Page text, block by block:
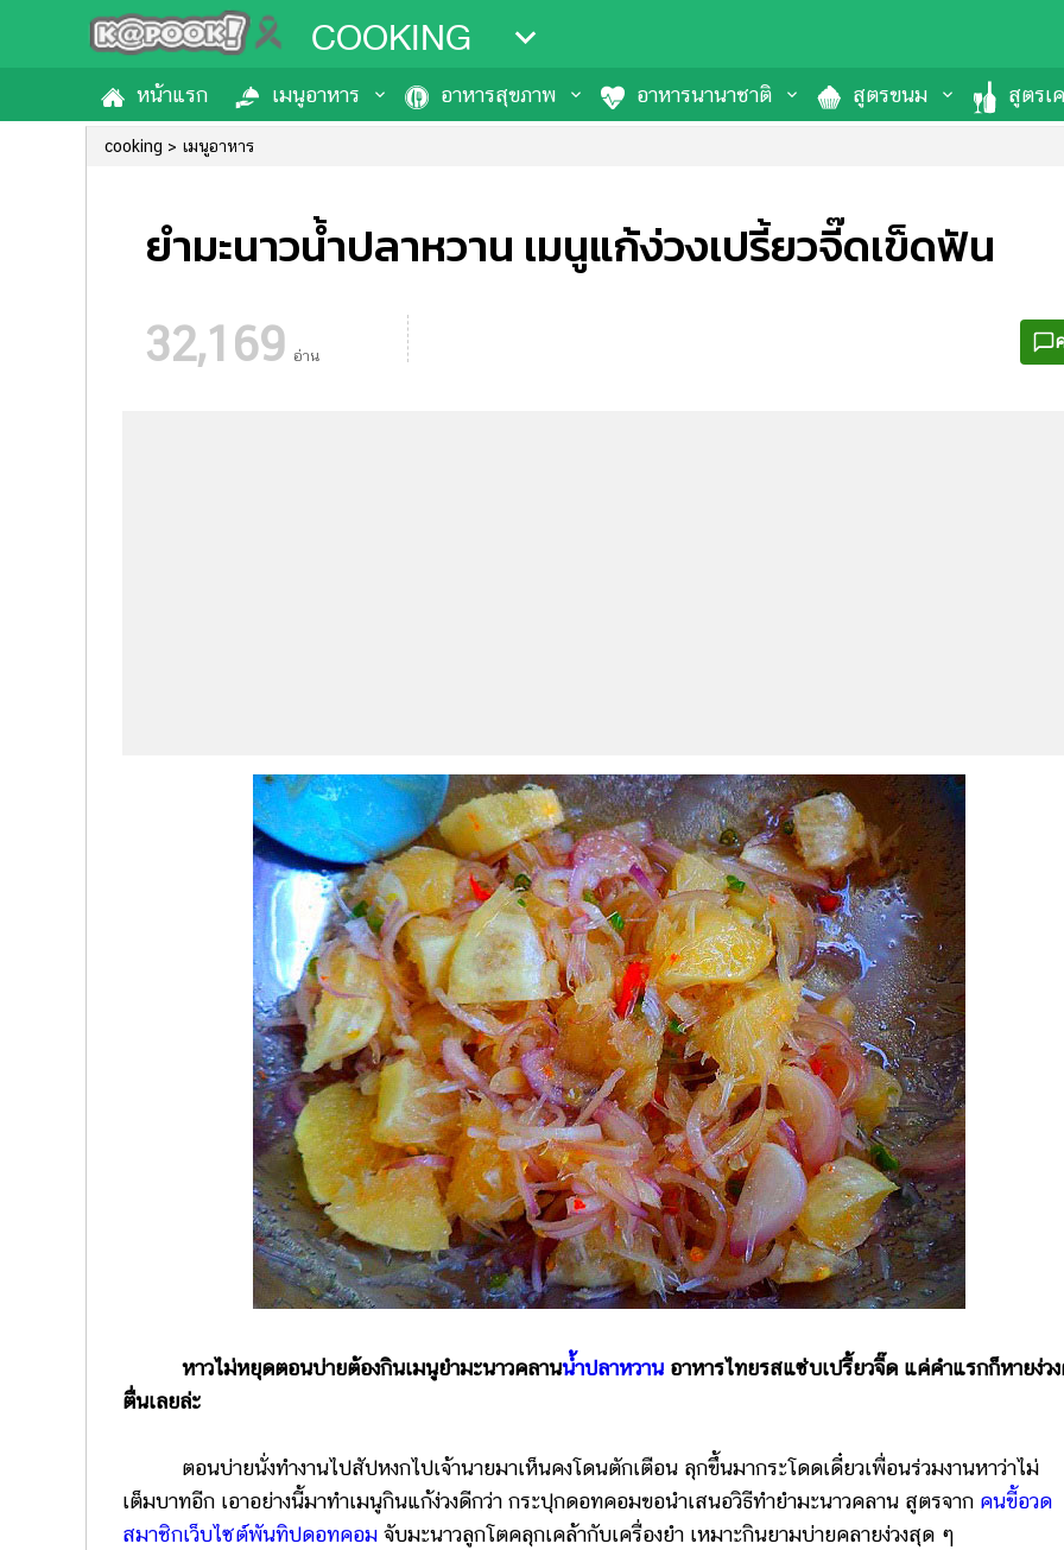
COOKING
หน้าแรก เมนูอาหาร อาหารสุขภาพ อาหารนานาชาติ สูตรขนม สูตรเ
cooking เมนูอาหาร
ยำมะนาวน้ำปลาหวาน เมนูแก้ง่วงเปรี้ยวจี๊ดเข็ดฟัน
32,169 อ่าน
หาวไม่หยุดตอนบ่ายต้องกินเมนูยำมะนาวคลานน้ำปลาหวาน อาหารไทยรสแซ่บเปรี้ยวจี๊ด แค่คำแรกก็หายง่ว
ตื่นเลยล่ะ
ตอนบ่ายนั่งทำงานไปสัปหงกไปเจ้านายมาเห็นคงโดนตักเตือน ลุกขึ้นมากระโดดเดี๋ยวเพื่อนร่วมงานหาว่าไม่
เต็มบาทอีก เอาอย่างนี้มาทำเมนูกินแก้ง่วงดีกว่า กระปุกดอทคอมขอนำเสนอวิธีทำยำมะนาวคลาน สูตรจาก คนขี้อวด
สมาชิกเว็บไซต์พันทิปดอทคอม จับมะนาวลูกโตคลุกเคล้ากับเครื่องยำ เหมาะกินยามบ่ายคลายง่วงสุด ๆ